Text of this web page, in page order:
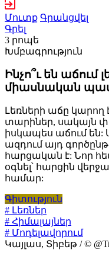
Մուտք Գրանցվել
Գրել
3 րոպե
Խմբագրություն
Ինչո՞ւ են աճում
միասնական
Լեռների աճը կարող
տարիներ, սակայն
իսկապես աճում են:
ազդում այդ
հարցական է: Նոր
օգնել՝ հարցին
համար:
Գիտություն
# Լեռներ
# Հիմալայներ
# Մոդելավորում
Կայլաս, Տիբեթ / ©